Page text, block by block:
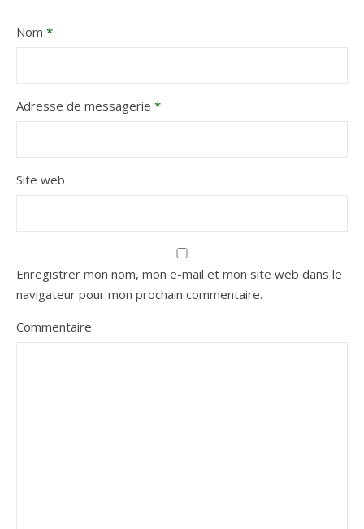
Nom *
Adresse de messagerie *
Site web
Enregistrer mon nom, mon e-mail et mon site web dans le
navigateur pour mon prochain commentaire.
Commentaire